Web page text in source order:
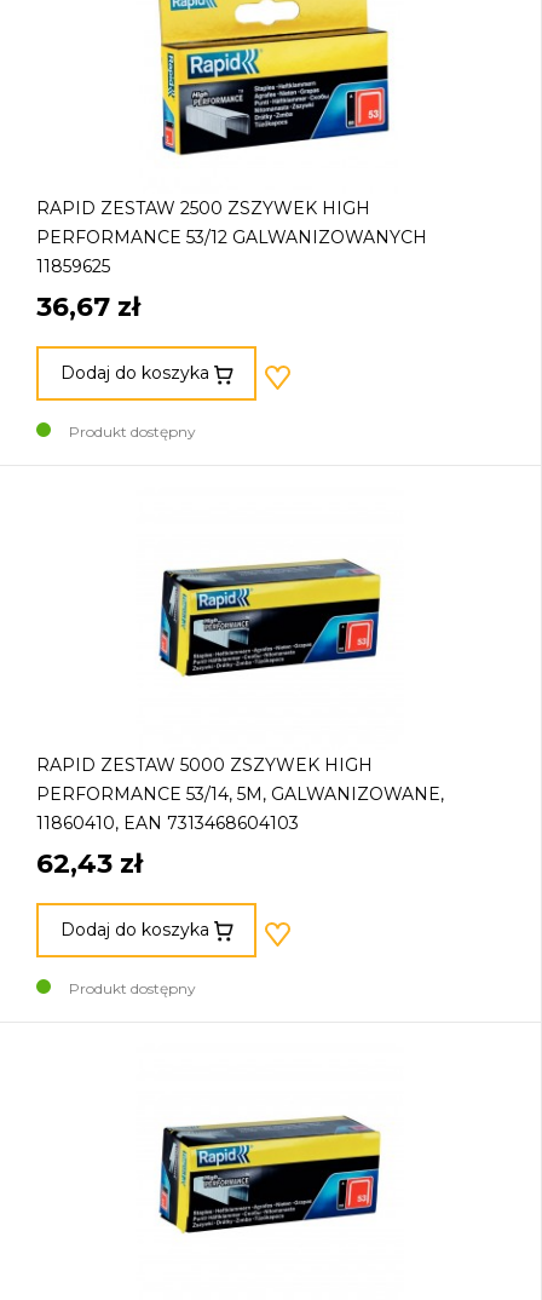
RAPID ZESTAW 2500 ZSZYWEK HIGH
PERFORMANCE 53/12 GALWANIZOWANYCH
11859625
36,67 zł
Dodaj do koszyka
Produkt dostępny
RAPID ZESTAW 5000 ZSZYWEK HIGH
PERFORMANCE 53/14, 5M, GALWANIZOWANE,
11860410, EAN 7313468604103
62,43 zł
Dodaj do koszyka
Produkt dostępny